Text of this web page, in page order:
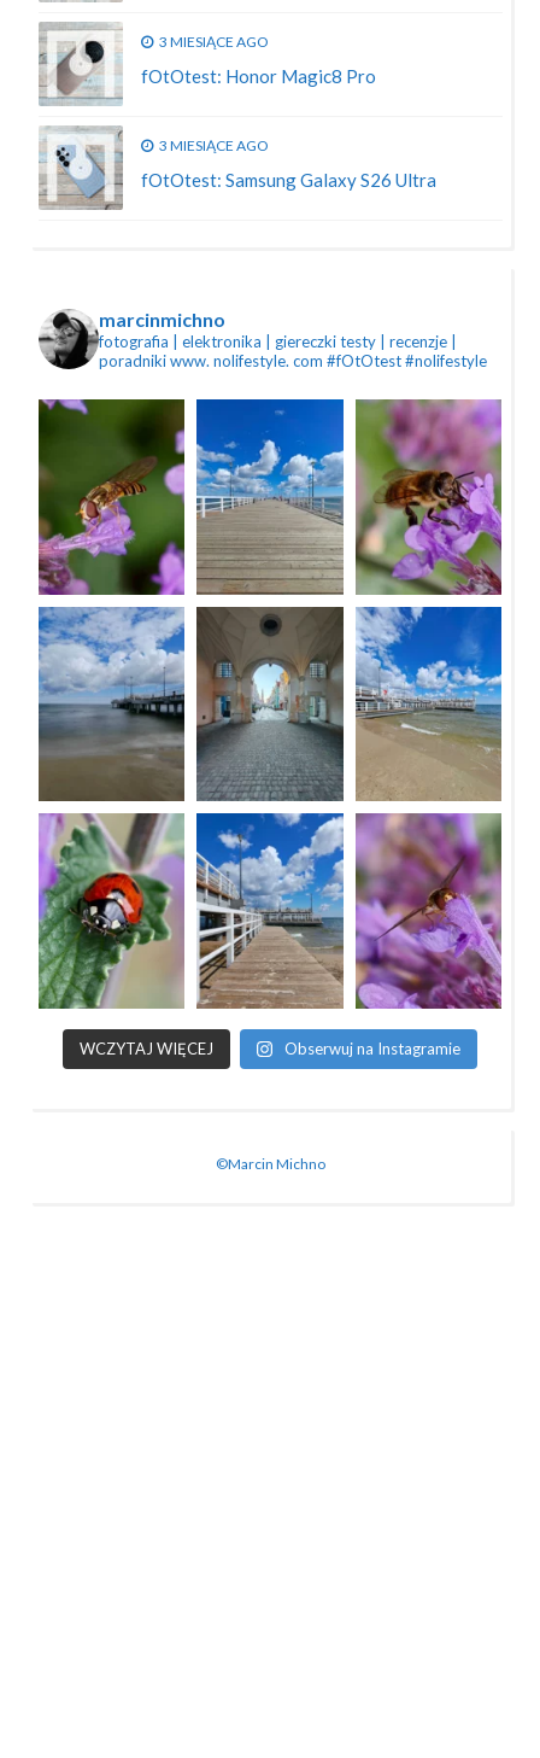
3 MIESIĄCE AGO
fOtOtest: Honor Magic8 Pro
3 MIESIĄCE AGO
fOtOtest: Samsung Galaxy S26 Ultra
marcinmichno
fotografia | elektronika | giereczkitesty | recenzje |
poradnikiwww. nolifestyle. com #fOtOtest #nolifestyle
WCZYTAJ WIĘCEJ Obserwuj na Instagramie
©Marcin Michno